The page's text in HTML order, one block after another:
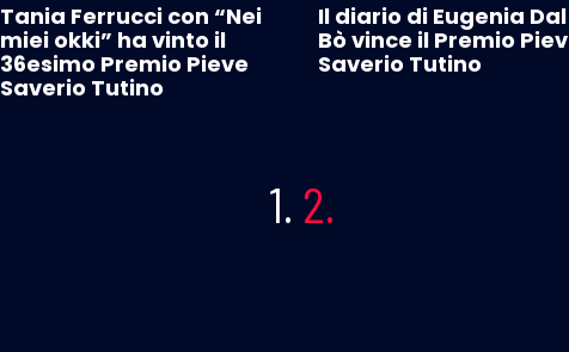
Tania Ferrucci con “Nei
miei okki” ha vinto il
36esimo Premio Pieve
Saverio Tutino
Il diario di Eugenia Dal
Bò vince il Premio
Saverio Tutino
1. 2.